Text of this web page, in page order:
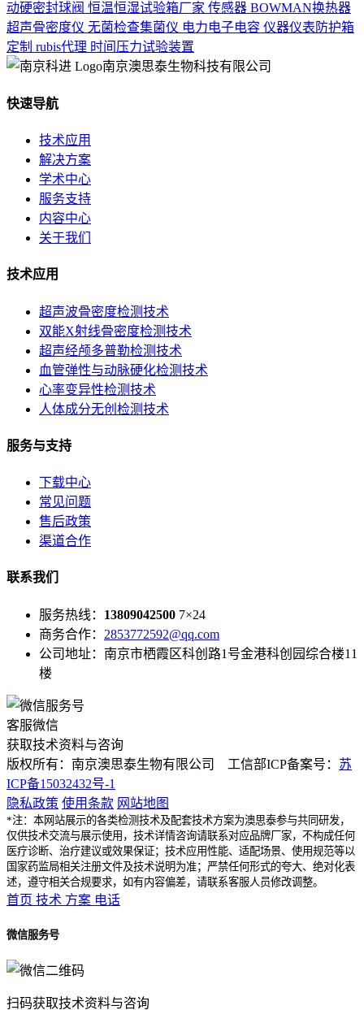
动硬密封球阀 恒温恒湿试验箱厂家 传感器 BOWMAN换热器
超声骨密度仪 无菌检查集菌仪 电力电子电容 仪器仪表防护箱
定制 rubis代理 时间压力试验装置
南京澳思泰生物科技有限公司
快速导航
技术应用
解决方案
学术中心
服务支持
内容中心
关于我们
技术应用
超声波骨密度检测技术
双能X射线骨密度检测技术
超声经颅多普勒检测技术
血管弹性与动脉硬化检测技术
心率变异性检测技术
人体成分无创检测技术
服务与支持
下载中心
常见问题
售后政策
渠道合作
联系我们
服务热线： 13809042500 7×24
商务合作： 2853772592@qq.com
公司地址：南京市栖霞区科创路1号金港科创园综合楼11
楼
客服微信
获取技术资料与咨询
版权所有：南京澳思泰生物有限公司 工信部ICP备案号： 苏
ICP备15032432号-1
隐私政策 使用条款 网站地图
*注：本网站展示的各类检测技术及配套技术方案为澳思泰参与共同研发，
仅供技术交流与展示使用，技术详情咨询请联系对应品牌厂家，不构成任何
医疗诊断、治疗建议或效果保证；技术应用性能、适配场景、使用规范等以
国家药监局相关注册文件及技术说明为准；严禁任何形式的夸大、绝对化表
述，遵守相关合规要求，如有内容偏差，请联系客服人员修改调整。
首页 技术 方案 电话
微信服务号
扫码获取技术资料与咨询